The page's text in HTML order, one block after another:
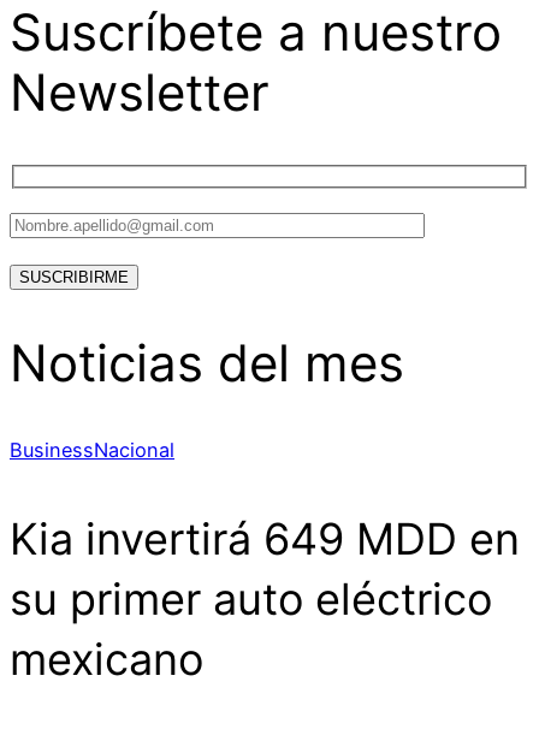
Suscríbete a nuestro
Newsletter
Noticias del mes
BusinessNacional
Kia invertirá 649 MDD en
su primer auto eléctrico
mexicano